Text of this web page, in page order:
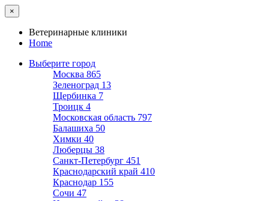
×
Ветеринарные клиники
Home
Выберите город
Москва 865
Зеленоград 13
Щербинка 7
Троицк 4
Московская область 797
Балашиха 50
Химки 40
Люберцы 38
Санкт-Петербург 451
Краснодарский край 410
Краснодар 155
Сочи 47